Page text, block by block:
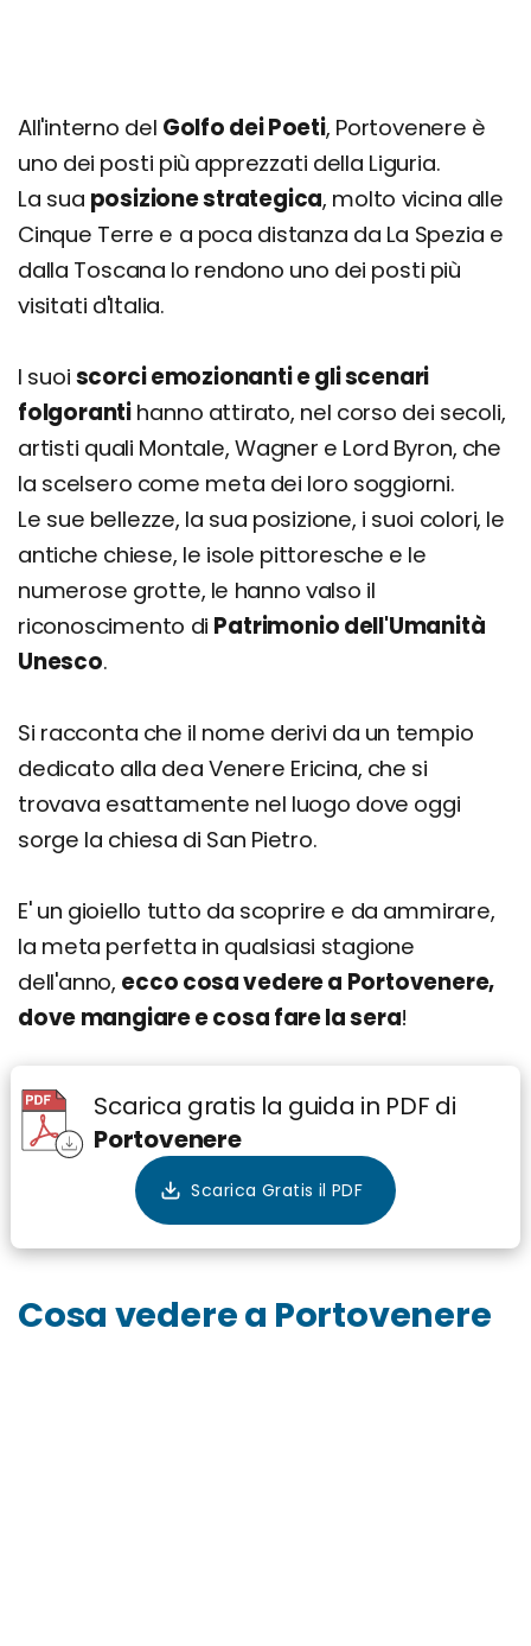
All'interno del Golfo dei Poeti, Portovenere è
uno dei posti più apprezzati della Liguria.
La sua posizione strategica, molto vicina alle
Cinque Terre e a poca distanza da La Spezia e
dalla Toscana lo rendono uno dei posti più
visitati d'Italia.
I suoi scorci emozionanti e gli scenari
folgoranti hanno attirato, nel corso dei secoli,
artisti quali Montale, Wagner e Lord Byron, che
la scelsero come meta dei loro soggiorni.
Le sue bellezze, la sua posizione, i suoi colori, le
antiche chiese, le isole pittoresche e le
numerose grotte, le hanno valso il
riconoscimento di Patrimonio dell'Umanità
Unesco.
Si racconta che il nome derivi da un tempio
dedicato alla dea Venere Ericina, che si
trovava esattamente nel luogo dove oggi
sorge la chiesa di San Pietro.
E' un gioiello tutto da scoprire e da ammirare,
la meta perfetta in qualsiasi stagione
dell'anno, ecco cosa vedere a Portovenere,
dove mangiare e cosa fare la sera!
Scarica gratis la guida in PDF di
Portovenere
Cosa vedere a Portovenere